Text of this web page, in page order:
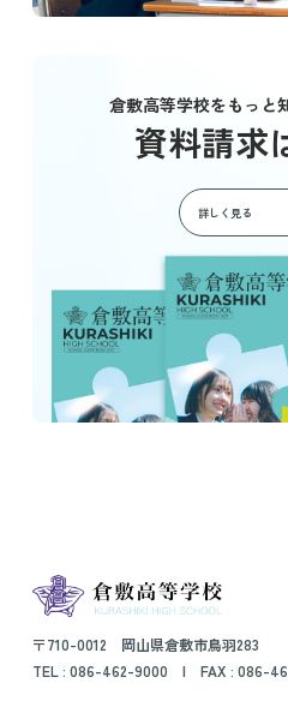
倉敷高等学校をもっと
資料請求
詳しく見る
〒710-0012 岡山県倉敷市鳥羽283
TEL : 086-462-9000 | FAX : 086-